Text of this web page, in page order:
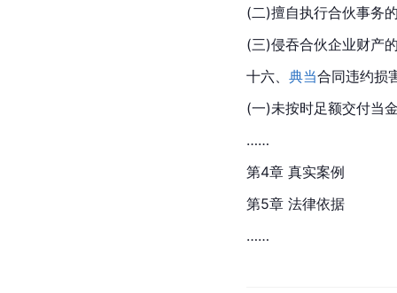
(二)擅自执行合伙事务
(三)侵吞合伙企业财产
十六、 典当合同违约损
(一)未按时足额交付当
……
第4章 真实案例
第5章 法律依据
……